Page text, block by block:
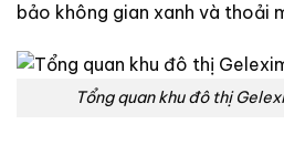
bảo không gian xanh và thoải
Tổng quan khu đô thị